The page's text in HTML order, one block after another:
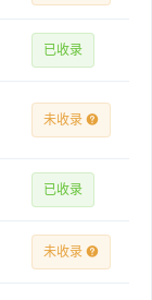
已收录
未收录
已收录
未收录